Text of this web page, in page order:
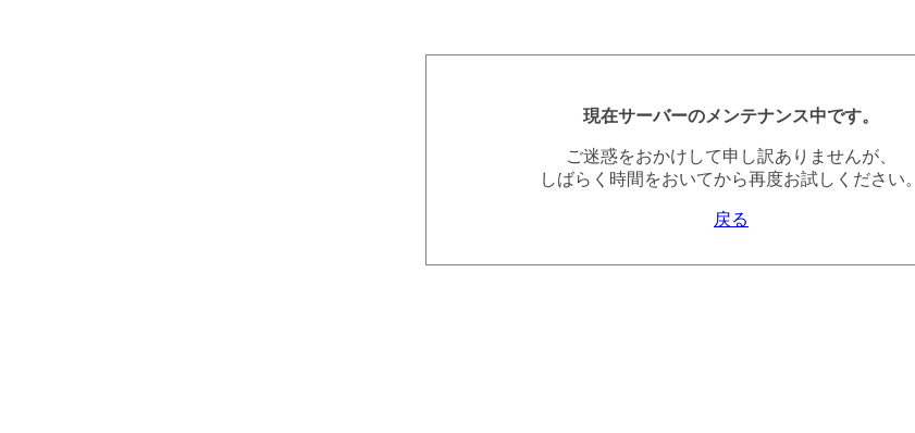
現在サーバーのメンテナンス中です。
ご迷惑をおかけして申し訳ありませんが、
しばらく時間をおいてから再度お試しください。
戻る